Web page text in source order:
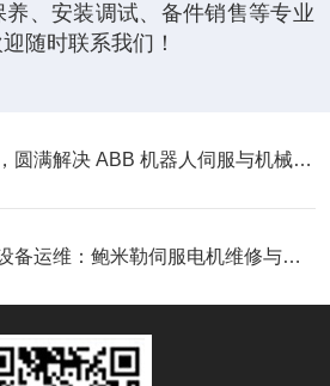
、安装调试、备件销售等专业
随时联系我们！
精准检修，圆满解决 ABB 机器人伺服与机械故障
工业传动设备运维：鲍米勒伺服电机维修与养护要点